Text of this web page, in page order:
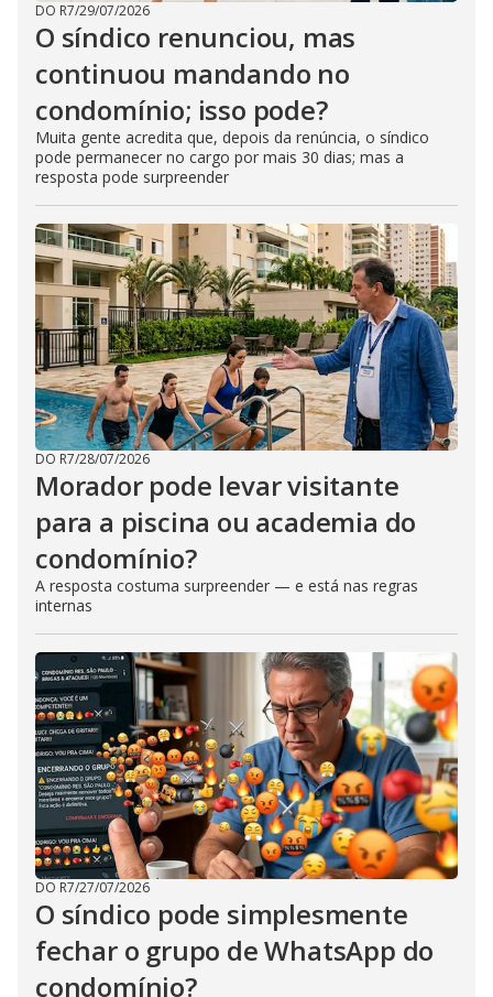
DO R7/29/07/2026
O síndico renunciou, mas
continuou mandando no
condomínio; isso pode?
Muita gente acredita que, depois da renúncia, o síndico
pode permanecer no cargo por mais 30 dias; mas a
resposta pode surpreender
DO R7/28/07/2026
Morador pode levar visitante
para a piscina ou academia do
condomínio?
A resposta costuma surpreender — e está nas regras
internas
DO R7/27/07/2026
O síndico pode simplesmente
fechar o grupo de WhatsApp do
condomínio?